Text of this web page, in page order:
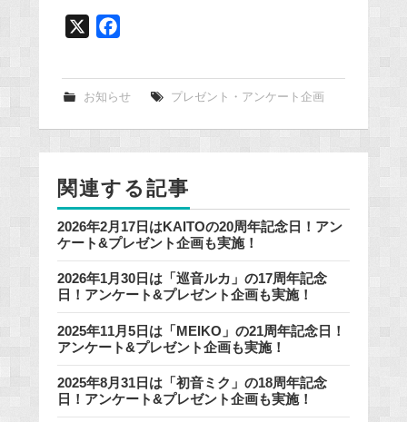
e
k
お知らせ プレゼント・アンケート企画
関連する記事
2026年2月17日はKAITOの20周年記念日！アン
ケート&プレゼント企画も実施！
2026年1月30日は「巡音ルカ」の17周年記念
日！アンケート&プレゼント企画も実施！
2025年11月5日は「MEIKO」の21周年記念日！
アンケート&プレゼント企画も実施！
2025年8月31日は「初音ミク」の18周年記念
日！アンケート&プレゼント企画も実施！